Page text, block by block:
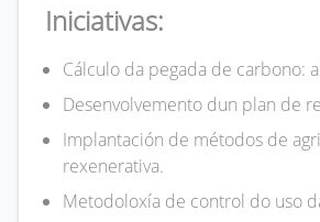
Iniciativas:
Cálculo da pegada de carbono:
Desenvolvemento dun plan de
Implantación de métodos de
rexenerativa.
Metodoloxía de control do uso